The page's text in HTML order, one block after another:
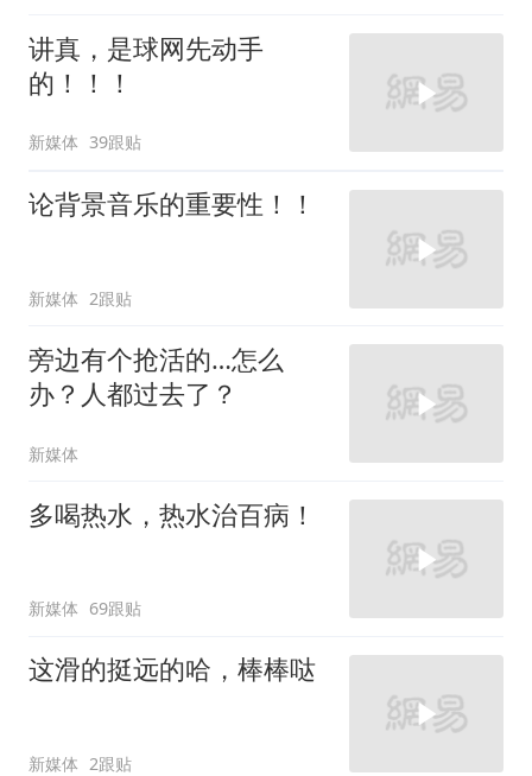
讲真，是球网先动手
的！！！
新媒体 39跟贴
论背景音乐的重要性！！
新媒体 2跟贴
旁边有个抢活的…怎么
办？人都过去了？
新媒体
多喝热水，热水治百病！
新媒体 69跟贴
这滑的挺远的哈，棒棒哒
新媒体 2跟贴